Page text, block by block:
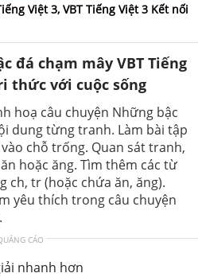
Việt 3, VBT Tiếng Việt 3 Kết nối
đá chạm mây VBT Tiếng
thức với cuộc sống
hoạ câu chuyện Những bậc
dung từng tranh. Làm bài tập
chỗ trống. Quan sát tranh,
hoặc ăng. Tìm thêm các từ
ch, tr (hoặc chứa ăn, ăng).
yêu thích trong câu chuyện
CÁO
nhanh hơn